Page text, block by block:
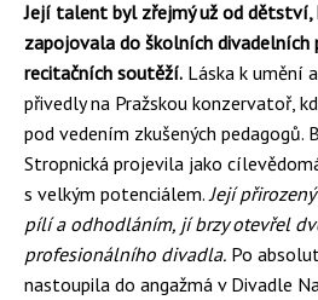
Její talent byl zřejmý už od dětství,
zapojovala do školních divadelních
recitačních soutěží. Láska k umění
přivedly na Pražskou konzervatoř,
pod vedením zkušených pedagogů.
Stropnická projevila jako
s velkým potenciálem. Její
pílí a odhodláním, jí brzy otevřel
profesionálního divadla. Po
nastoupila do angažmá v Divadle